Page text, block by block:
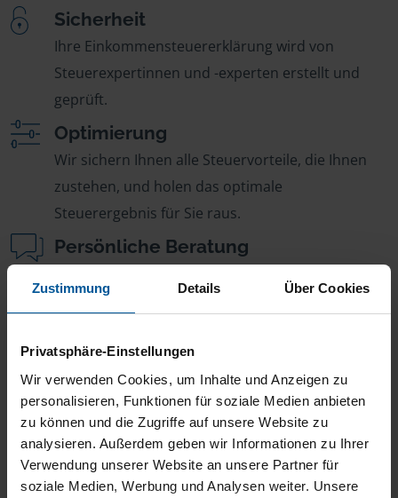
Zustimmung Details Über Cookies
Privatsphäre-Einstellungen
Wir verwenden Cookies, um Inhalte und Anzeigen zu
personalisieren, Funktionen für soziale Medien anbieten
zu können und die Zugriffe auf unsere Website zu
analysieren. Außerdem geben wir Informationen zu Ihrer
Verwendung unserer Website an unsere Partner für
soziale Medien, Werbung und Analysen weiter. Unsere
Sicherheit
Ihre Einkommensteuererklärung wird von
Steuerexpertinnen und -experten erstellt und
geprüft.
Optimierung
Wir sichern Ihnen alle Steuervorteile, die Ihnen
zustehen, und holen das optimale
Steuerergebnis für Sie raus.
Persönliche Beratung
immer für Sie da – ohne Zusatzkosten.
Sie zahlen für alle unsere Leistungen nur einen
jährlichen Mitgliedsbeitrag, der sich nach Ihren
Jahreseinnahmen richtet.